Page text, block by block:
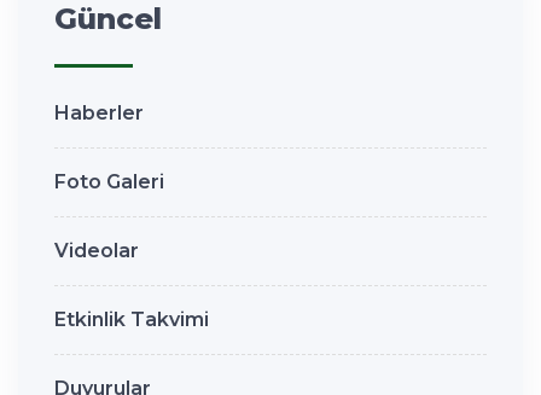
Güncel
Haberler
Foto Galeri
Videolar
Etkinlik Takvimi
Duyurular